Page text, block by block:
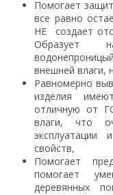
Помогает
все равно
НЕ создает
Образует
внешней
Равномерно
изделия
отличную от
влаги, что
эксплуатации
свойств,
Помогает
помогает
деревянных